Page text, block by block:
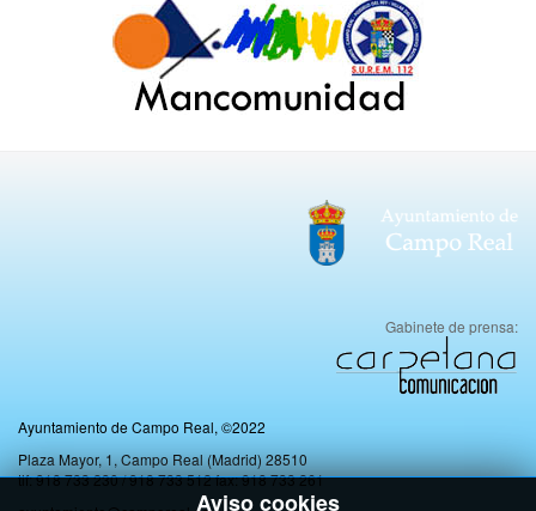
Aviso cookies
Gabinete de prensa:
Ayuntamiento de Campo Real, ©2022
Plaza Mayor, 1, Campo Real (Madrid) 28510
tlf: 918 733 230 / 918 733 512 fax: 918 733 261